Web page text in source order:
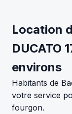
Location
DUCATO
environs
Habitants de
votre service
fourgon.